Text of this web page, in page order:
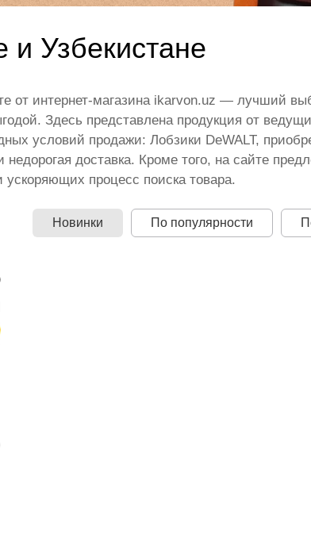
и Узбекистане
от интернет-магазина ikarvon.uz — лучший
Здесь представлена продукция от
условий продажи: Лобзики DeWALT,
доставка. Кроме того, на сайте
процесс поиска товара.
Новинки По популярности